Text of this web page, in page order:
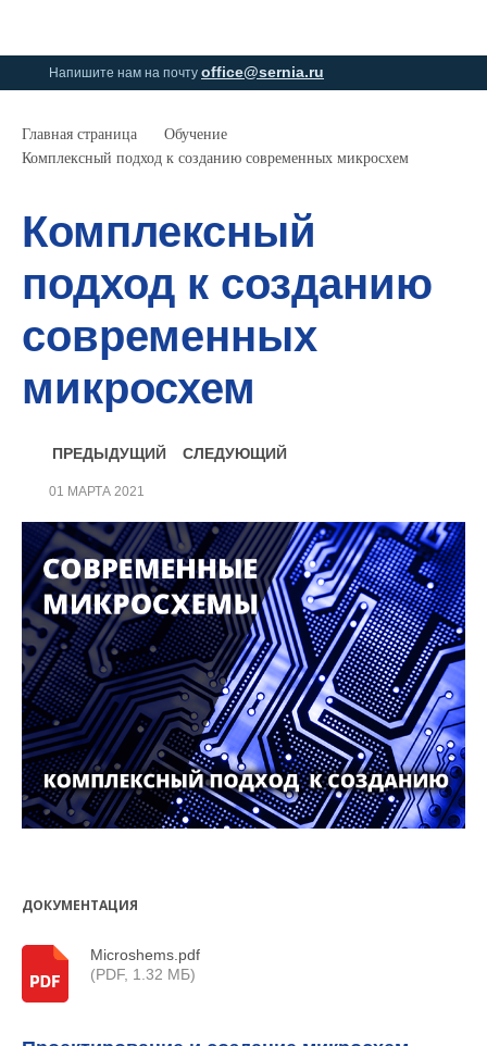
Напишите нам на почту office@sernia.ru
Главная страница
Обучение
Комплексный подход к созданию современных микросхем
Комплексный
подход к созданию
современных
микросхем
ПРЕДЫДУЩИЙ СЛЕДУЮЩИЙ
01 МАРТА 2021
ДОКУМЕНТАЦИЯ
Microshems.pdf
(PDF, 1.32 МБ)